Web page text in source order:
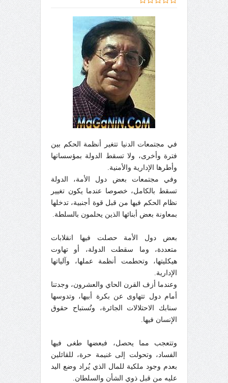
في مجتمعات الدنيا تتغير أنظمة الحكم بين
فترة وأخرى، ولا تسقط الدولة بمؤسساتها
وأطرها الإدارية والأمنية.
وفي مجتمعات بعض دول الأمة، الدولة
تسقط بالكامل، خصوصا عندما يكون تغيير
نظام الحكم فيها من قبل قوة أجنبية، تدخلها
بمعاونة بعض أبنائها الذين يحلمون بالسلطة.
بعض دول الأمة حصلت فيها انقلابات
متعددة، وما سقطت الدولة، أو تهاوت
هيكليتها، وتحطمت أنظمة عملها، وآلياتها
الإدارية.
وعندما أزف القرن الحاي والعشرون، وجدتنا
أمام دول تتهاوى عن بكرة أبيها، وتدوسها
سنابك الاحتلالات الجائرة، وتُستباح حقوق
الإنسان فيها.
وتتعجب مما يحصل، فبعضها طغى فيها
الفساد، وتحولت إلى غنيمة حرة، للقائلين
بعدم وجود ملكية للمال الذي يُراد وضع اليد
عليه من قبل ذوي الشأن والسلطان.